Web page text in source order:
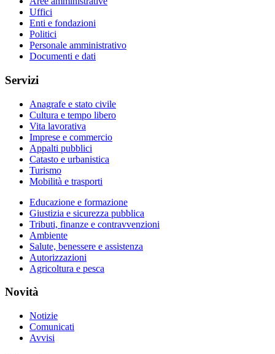
Uffici
Enti e fondazioni
Politici
Personale amministrativo
Documenti e dati
Servizi
Anagrafe e stato civile
Cultura e tempo libero
Vita lavorativa
Imprese e commercio
Appalti pubblici
Catasto e urbanistica
Turismo
Mobilità e trasporti
Educazione e formazione
Giustizia e sicurezza pubblica
Tributi, finanze e contravvenzioni
Ambiente
Salute, benessere e assistenza
Autorizzazioni
Agricoltura e pesca
Novità
Notizie
Comunicati
Avvisi